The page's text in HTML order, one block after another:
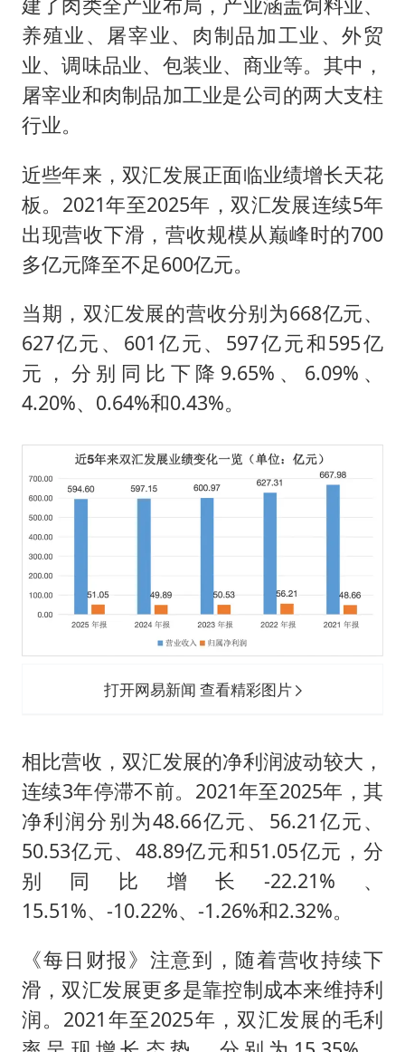
养殖业、屠宰业、肉制品加工业、外贸
业、调味品业、包装业、商业等。其中，
屠宰业和肉制品加工业是公司的两大支柱
行业。
近些年来，双汇发展正面临业绩增长天花
板。2021年至2025年，双汇发展连续5年
出现营收下滑，营收规模从巅峰时的700
多亿元降至不足600亿元。
当期，双汇发展的营收分别为668亿元、
627亿元、601亿元、597亿元和595亿
元，分别同比下降9.65%、6.09%、
4.20%、0.64%和0.43%。
打开网易新闻 查看精彩图片
相比营收，双汇发展的净利润波动较大，
连续3年停滞不前。2021年至2025年，其
净利润分别为48.66亿元、56.21亿元、
50.53亿元、48.89亿元和51.05亿元，分
别同比增长-22.21%、
15.51%、-10.22%、-1.26%和2.32%。
《每日财报》注意到，随着营收持续下
滑，双汇发展更多是靠控制成本来维持利
润。2021年至2025年，双汇发展的毛利